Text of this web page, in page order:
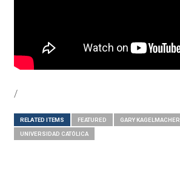
/
RELATED ITEMS FEATURED GARY KAGELMACHER
UNIVERSIDAD CATÓLICA